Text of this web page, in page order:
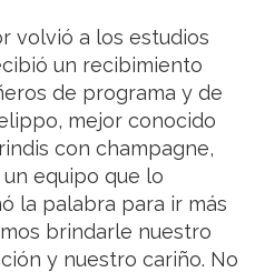
volvió a los estudios
un recibimiento
de programa y de
mejor conocido
con champagne,
equipo que lo
la palabra para ir más
brindarle nuestro
y nuestro cariño. No